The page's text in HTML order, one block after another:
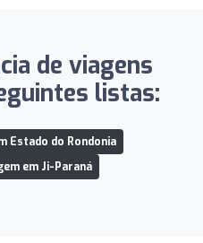
de viagens
listas:
Estado do Rondonia
em Ji-Paraná